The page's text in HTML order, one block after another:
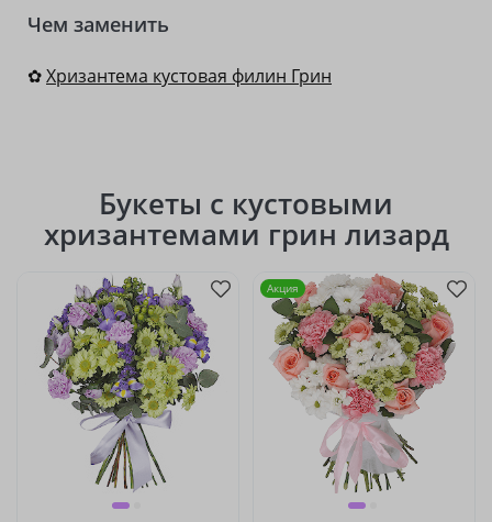
Чем заменить
✿Хризантема кустовая филин Грин
Букеты с кустовыми
хризантемами грин лизард
Акция